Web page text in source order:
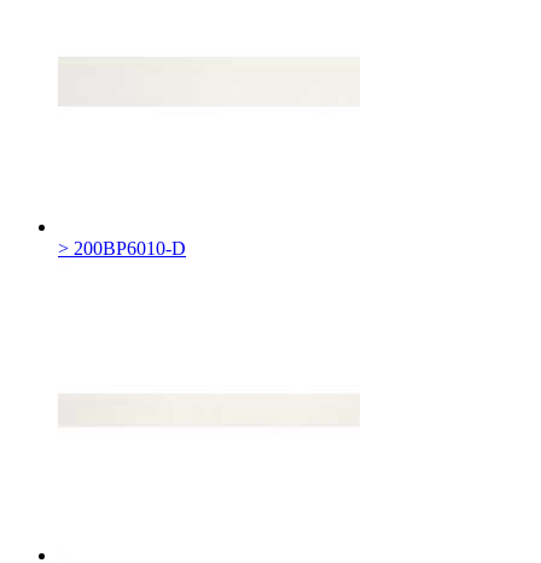
> 200BP6010-D